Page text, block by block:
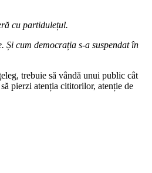
cu partidulețul.
Și cum democrația s-a suspendat în
trebuie să vândă unui public cât
pierzi atenția cititorilor, atenție de